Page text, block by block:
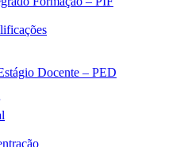
Docente – PED